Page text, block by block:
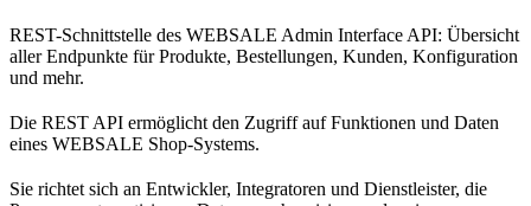
REST-Schnittstelle des WEBSALE Admin Interface API: Übersicht
aller Endpunkte für Produkte, Bestellungen, Kunden, Konfiguration
und mehr.
Die REST API ermöglicht den Zugriff auf Funktionen und Daten
eines WEBSALE Shop-Systems.
Sie richtet sich an Entwickler, Integratoren und Dienstleister, die